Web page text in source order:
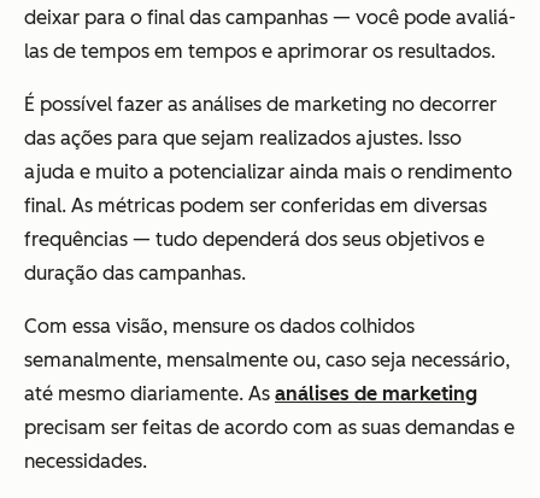
deixar para o final das campanhas — você pode avaliá-
las de tempos em tempos e aprimorar os resultados.
É possível fazer as análises de marketing no decorrer
das ações para que sejam realizados ajustes. Isso
ajuda e muito a potencializar ainda mais o rendimento
final. As métricas podem ser conferidas em diversas
frequências — tudo dependerá dos seus objetivos e
duração das campanhas.
Com essa visão, mensure os dados colhidos
semanalmente, mensalmente ou, caso seja necessário,
até mesmo diariamente. As análises de marketing
precisam ser feitas de acordo com as suas demandas e
necessidades.